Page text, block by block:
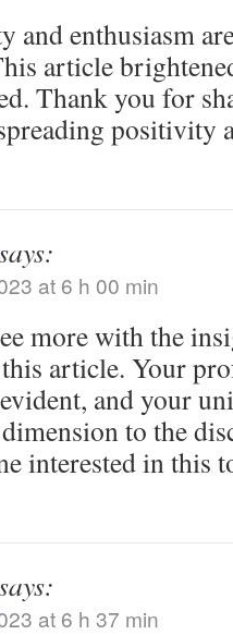
and enthusiasm
article
Thank you for
positivity
at 6 h 00 min
more with the
article. Your
and your
to the
interested in this
at 6 h 37 min